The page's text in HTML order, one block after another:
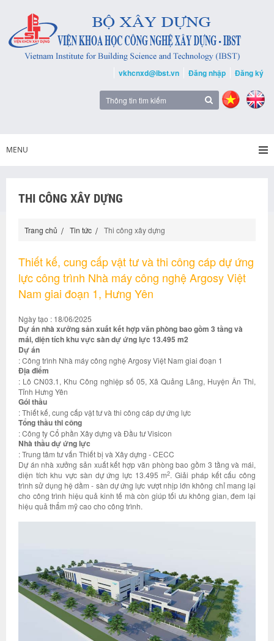
vkhcnxd@ibst.vn Đăng nhập Đăng ký
MENU
THI CÔNG XÂY DỰNG
Trang chủ Tin tức Thi công xây dựng
Thiết kế, cung cấp vật tư và thi công cáp dự ứng
lực công trình Nhà máy công nghệ Argosy Việt
Nam giai đoạn 1, Hưng Yên
Ngày tạo : 18/06/2025
Dự án nhà xưởng sản xuất kết hợp văn phòng bao gồm 3 tầng và
mái, diện tích khu vực sàn dự ứng lực 13.495 m2
Dự án
: Công trình Nhà máy công nghệ Argosy Việt Nam giai đoạn 1
Địa điểm
: Lô CN03.1, Khu Công nghiệp số 05, Xã Quảng Lãng, Huyện Ân Thi,
Tỉnh Hưng Yên
Gói thầu
: Thiết kế, cung cấp vật tư và thi công cáp dự ứng lực
Tổng thầu thi công
: Công ty Cổ phần Xây dựng và Đầu tư Visicon
Nhà thầu dự ứng lực
: Trung tâm tư vấn Thiết bị và Xây dựng - CECC
Dự án nhà xưởng sản xuất kết hợp văn phòng bao gồm 3 tầng và mái,
diện tích khu vực sàn dự ứng lực 13.495 m2. Giải pháp kết cấu công
trình sử dụng hệ dầm - sàn dự ứng lực vượt nhịp lớn không chỉ mang lại
cho công trình hiệu quả kinh tế mà còn giúp tối ưu không gian, đem lại
hiệu quả thẩm mỹ cao cho công trình.